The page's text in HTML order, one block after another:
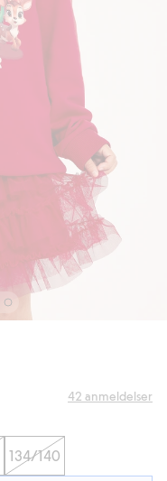
42 anmeldelser
134/140